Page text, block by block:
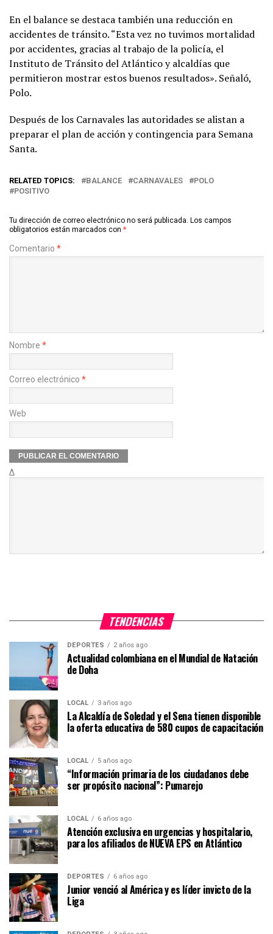
En el balance se destaca también una reducción en
accidentes de tránsito. “Esta vez no tuvimos mortalidad
por accidentes, gracias al trabajo de la policía, el
Instituto de Tránsito del Atlántico y alcaldías que
permitieron mostrar estos buenos resultados». Señaló,
Polo.
Después de los Carnavales las autoridades se alistan a
preparar el plan de acción y contingencia para Semana
Santa.
RELATED TOPICS: BALANCE CARNAVALES
POLO
POSITIVO
Tu dirección de correo electrónico no será publicada. Los campos
obligatorios están marcados con *
Comentario *
Nombre *
Correo electrónico *
Web
Δ
TENDENCIAS
DEPORTES 2 años ago
Actualidad colombiana en el Mundial de Natación
de Doha
LOCAL 3 años ago
La Alcaldía de Soledad y el Sena tienen disponible
la oferta educativa de 580 cupos de capacitación
LOCAL 5 años ago
“Información primaria de los ciudadanos debe
ser propósito nacional”: Pumarejo
LOCAL 6 años ago
Atención exclusiva en urgencias y hospitalario,
para los afiliados de NUEVA EPS en Atlántico
DEPORTES 6 años ago
Junior venció al América y es líder invicto de la
Liga